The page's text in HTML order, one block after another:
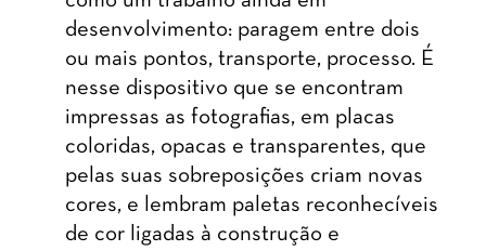
desenvolvimento: paragem entre dois
ou mais pontos, transporte, processo. É
nesse dispositivo que se encontram
impressas as fotografias, em placas
coloridas, opacas e transparentes, que
pelas suas sobreposições criam novas
cores, e lembram paletas reconhecíveis
de cor ligadas à construção e